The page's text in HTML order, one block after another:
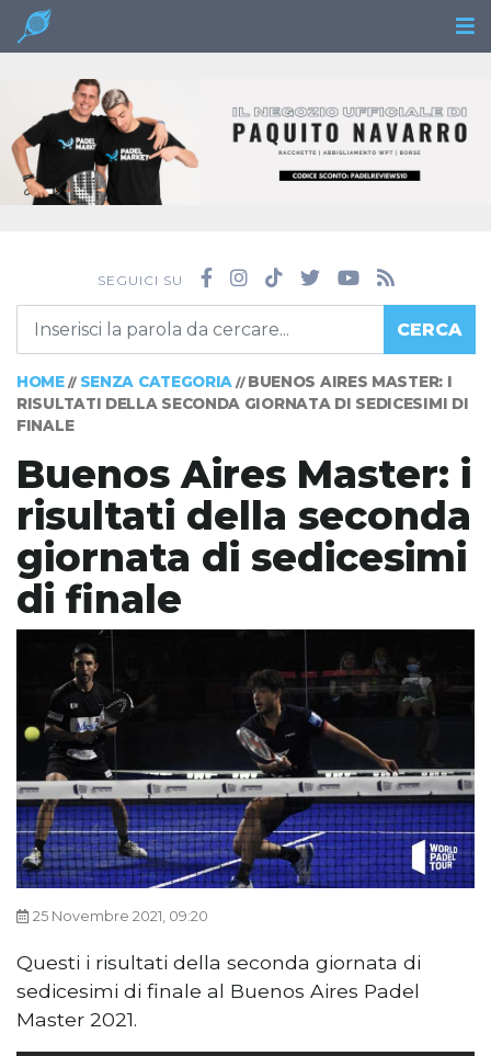
SEGUICI SU
CERCA
HOME// SENZA CATEGORIA // BUENOS AIRES MASTER: I
RISULTATI DELLA SECONDA GIORNATA DI SEDICESIMI DI
FINALE
Buenos Aires Master: i
risultati della seconda
giornata di sedicesimi
di finale
25 Novembre 2021, 09:20
Questi i risultati della seconda giornata di
sedicesimi di finale al Buenos Aires Padel
Master 2021.